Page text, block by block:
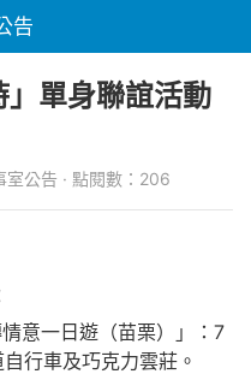
告
單身聯誼活動
公告 · 點閱數：206
意一日遊（苗栗）」：7
行車及巧克力雲莊。